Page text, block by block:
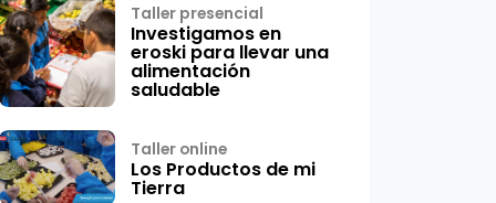
Taller presencial
Investigamos en
eroski para llevar una
alimentación
saludable
Taller online
Los Productos de mi
Tierra